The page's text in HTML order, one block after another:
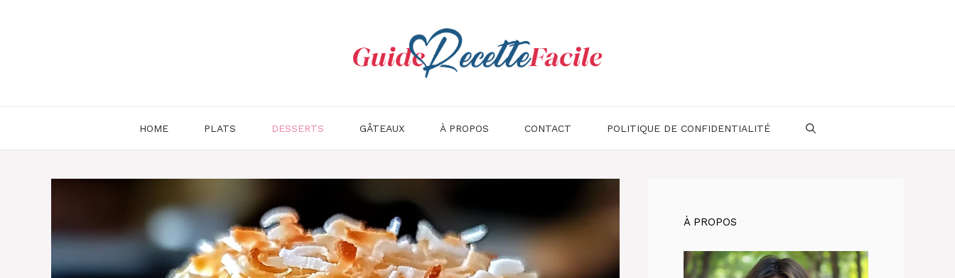
HOME PLATS DESSERTS GÂTEAUX À PROPOS CONTACT POLITIQUE DE CONFIDENTIALITÉ
À PROPOS